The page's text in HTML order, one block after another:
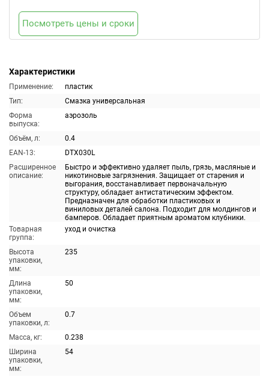
Характеристики
Применение:
пластик
Тип:
Смазка универсальная
Форма
выпуска:
аэрозоль
Объём, л:
0.4
EAN-13:
DTX030L
Расширенное
описание:
Быстро и эффективно удаляет пыль, грязь, масляные и
никотиновые загрязнения. Защищает от старения и
выгорания, восстанавливает первоначальную
структуру, обладает антистатическим эффектом.
Предназначен для обработки пластиковых и
виниловых деталей салона. Подходит для молдингов и
бамперов. Обладает приятным ароматом клубники.
Товарная
группа:
уход и очистка
Высота
упаковки,
мм:
235
Длина
упаковки,
мм:
50
Объем
упаковки, л:
0.7
Масса, кг:
0.238
Ширина
упаковки,
мм:
54
Посмотреть цены и сроки